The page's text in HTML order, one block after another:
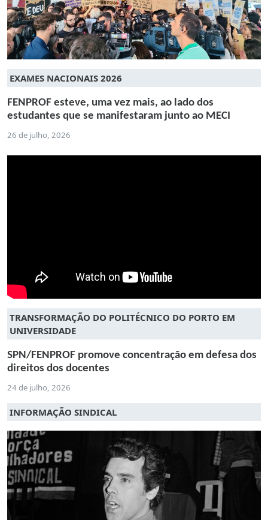
EXAMES NACIONAIS 2026
FENPROF esteve, uma vez mais, ao lado dos
estudantes que se manifestaram junto ao MECI
26 de julho, 2026
TRANSFORMAÇÃO DO POLITÉCNICO DO PORTO EM
UNIVERSIDADE
SPN/FENPROF promove concentração em defesa dos
direitos dos docentes
24 de julho, 2026
INFORMAÇÃO SINDICAL